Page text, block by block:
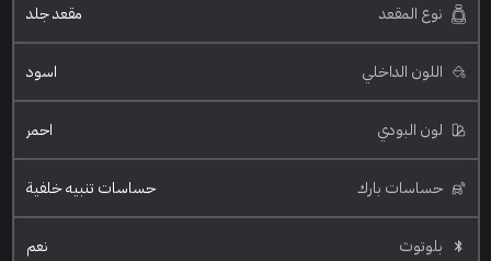
نوع المقعد مقعد جلد
اللون الداخلي اسود
لون البودي احمر
حساسات بارك حساسات تنبيه خلفية
بلوتوث نعم